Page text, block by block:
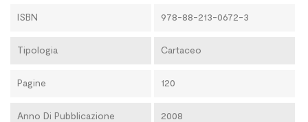
ISBN 978-88-213-0672-3
Tipologia Cartaceo
Pagine 120
Anno Di Pubblicazione 2008